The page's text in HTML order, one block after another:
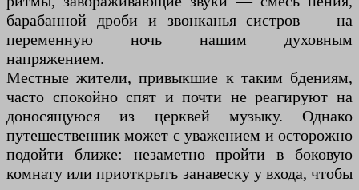
барабанной дроби и звонканья систров — на
переменную ночь нашим духовным
напряжением.
Местные жители, привыкшие к таким бдениям,
часто спокойно спят и почти не реагируют на
доносящуюся из церквей музыку. Однако
путешественник может с уважением и осторожно
подойти ближе: незаметно пройти в боковую
комнату или приоткрыть занавеску у входа, чтобы